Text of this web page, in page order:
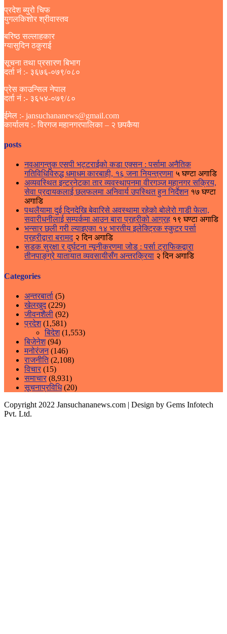
प्रदेश ब्युरो चिफ
युगलकिशोर श्रीवास्तव
बरिष्ठ सल्लाहकार
ग्यासुदिन ठकुराई
सूचना तथा प्रसारण बिभाग
दर्ता नं :- ३६७६-०७९/०८०
प्रेस काउन्सिल नेपाल
दर्ता नं :- ३६५४-०७९/८०
ईमेल :- jansuchananews@gmail.com
कार्यालय :- विरगज महानगरपालिका – २ छपकैया
posts
नवआगन्तुक एसपी भट्टराईको कडा एक्सन : पर्सामा अनैतिक
गतिविधिविरुद्ध धमाधम कारबाही, १६ जना नियन्त्रणमा ५ घण्टा अगाडि
अव्यवस्थित इन्टरनेटका तार व्यवस्थापनमा वीरगञ्ज महानगर सक्रिय,
सेवा प्रदायकलाई छलफलमा अनिवार्य उपस्थित हुन निर्देशन १७ घण्टा
अगाडि
पथलैयामा दुई दिनदेखि बेवारिसे अवस्थामा रहेको बोलेरो गाडी फेला,
सवारीधनीलाई सम्पर्कमा आउन बारा प्रहरीको आग्रह १९ घण्टा अगाडि
भन्सार छली गरी ल्याइएका १४ भारतीय इलेक्ट्रिक स्कुटर पर्सा
प्रहरीद्वारा बरामद २ दिन अगाडि
सडक सुरक्षा र दुर्घटना न्यूनीकरणमा जोड : पर्सा ट्राफिकद्वारा
तीनपाङ्ग्रे यातायात व्यवसायीसँग अन्तरक्रिया २ दिन अगाडि
Categories
अन्तरबार्ता (5)
खेलखुद(229)
जीवनशैली (92)
प्रदेश(1,581)
बिदेश(1,553)
बिजेनेश(94)
मनोरंजन(146)
राजनीति(2,108)
विचार(15)
समाचार(8,931)
सूचनाप्रविधि(20)
Copyright 2022 Jansuchananews.com | Design by Gems Infotech
Pvt. Ltd.